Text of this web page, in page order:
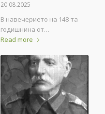
20.08.2025
В навечерието на 148-та
годишнина от…
Read more